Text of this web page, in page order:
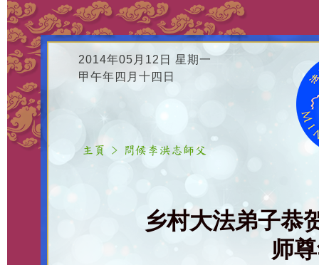
2014年05月12日 星期一
甲午年四月十四日
乡村大法弟子恭
师